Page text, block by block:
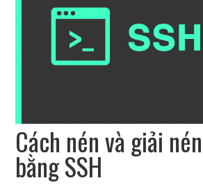
Cách nén và giải
bằng SSH